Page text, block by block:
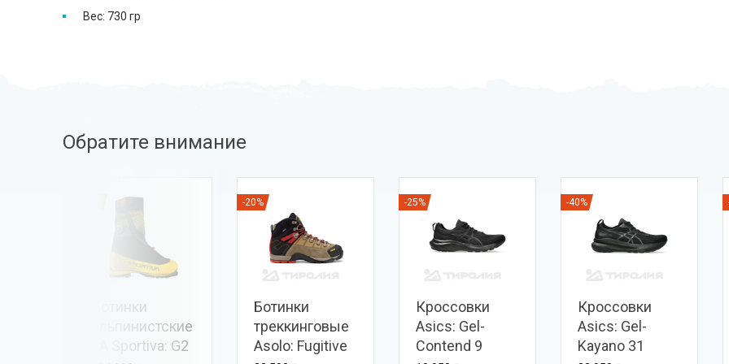
Вес: 730 гр
Обратите внимание
Ботинки
альпинистские
LA Sportiva: G2
-20%
Ботинки
треккинговые
Asolo: Fugitive
-25%
Кроссовки
Asics: Gel-
Contend 9
-40%
Кроссовки
Asics: Gel-
Kayano 31